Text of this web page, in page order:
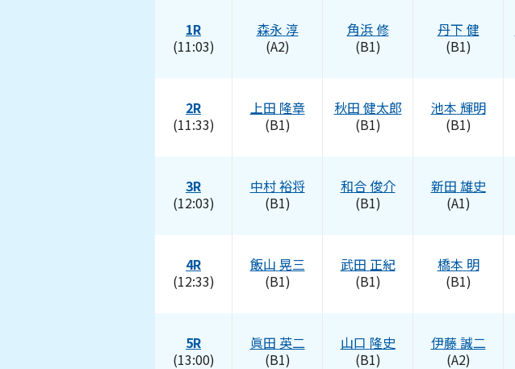
1R
(11:03)
森永 淳
(A2)
角浜修
(B1)
丹下 健
(B1)
2R
(11:33)
上田 隆章
(B1)
秋田 健太郎
(B1)
池本 輝明
(B1)
3R
(12:03)
中村裕将
(B1)
和合俊介
(B1)
新田 雄史
(A1)
4R
(12:33)
飯山 晃三
(B1)
武田 正紀
(B1)
橋本 明
(B1)
5R
(13:00)
眞田 英二
(B1)
山口 隆史
(B1)
伊藤誠二
(A2)